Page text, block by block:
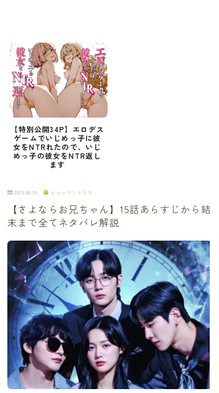
【特別公開34P】エロデス
ゲームでいじめっ子に彼
女をNTRれたので、いじ
めっ子の彼女をNTR返し
ます
2025.08.26 ヒューマンドラマ
【さよならお兄ちゃん】15話あらすじから結
末まで全てネタバレ解説